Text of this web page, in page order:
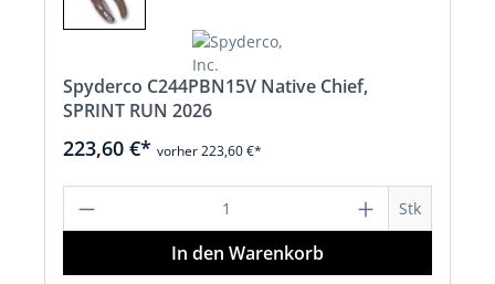
Spyderco C244PBN15V Native Chief,
SPRINT RUN 2026
223,60 €* vorher 223,60 €*
Produkt Anzahl: Gib den Stk
In den Warenkorb